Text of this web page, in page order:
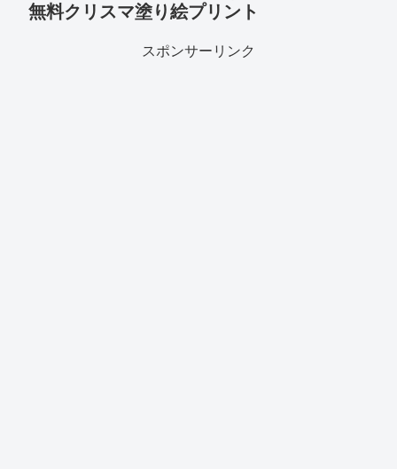
無料クリスマ塗り絵プリント
スポンサーリンク